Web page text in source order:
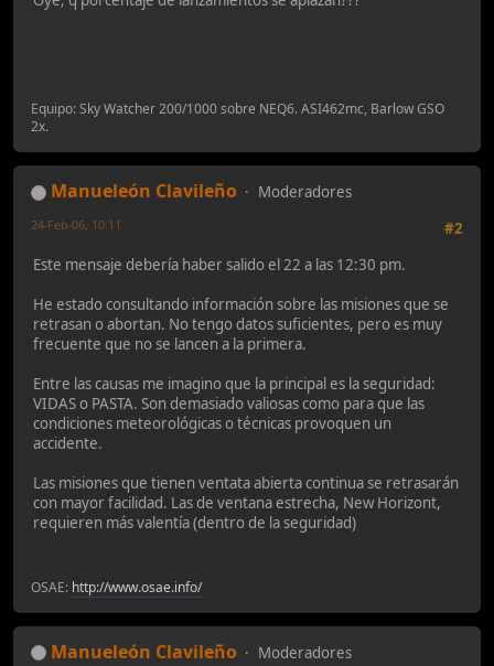
Equipo: Sky Watcher 200/1000 sobre NEQ6. ASI462mc, Barlow GSO
2x.
Manueleón Clavileño
Moderadores
#2
24-Feb-06, 10:11
Este mensaje debería haber salido el 22 a las 12:30 pm.
He estado consultando información sobre las misiones que se
retrasan o abortan. No tengo datos suficientes, pero es muy
frecuente que no se lancen a la primera.
Entre las causas me imagino que la principal es la seguridad:
VIDAS o PASTA. Son demasiado valiosas como para que las
condiciones meteorológicas o técnicas provoquen un
accidente.
Las misiones que tienen ventata abierta continua se retrasarán
con mayor facilidad. Las de ventana estrecha, New Horizont,
requieren más valentía (dentro de la seguridad)
OSAE: http://www.osae.info/
Manueleón Clavileño
Moderadores